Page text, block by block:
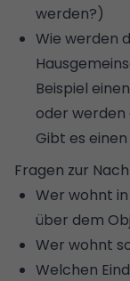
werden?)
Wie werden
Beispiel
oder
Gibt es
Fragen zur
Wer wohnt
über dem
Wer wohnt
Welchen